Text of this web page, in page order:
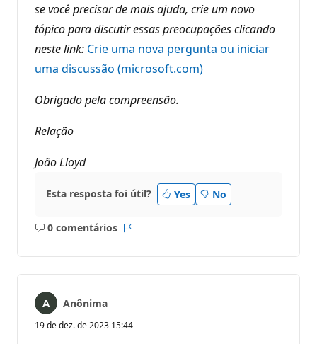
se você precisar de mais ajuda, crie um novo
tópico para discutir essas preocupações clicando
neste link: Crie uma nova pergunta ou iniciar
uma discussão (microsoft.com)
Obrigado pela compreensão.
Relação
João Lloyd
Esta resposta foi útil? Yes No
0 comentários
Sem
Anônima
19 de dez. de 2023 15:44